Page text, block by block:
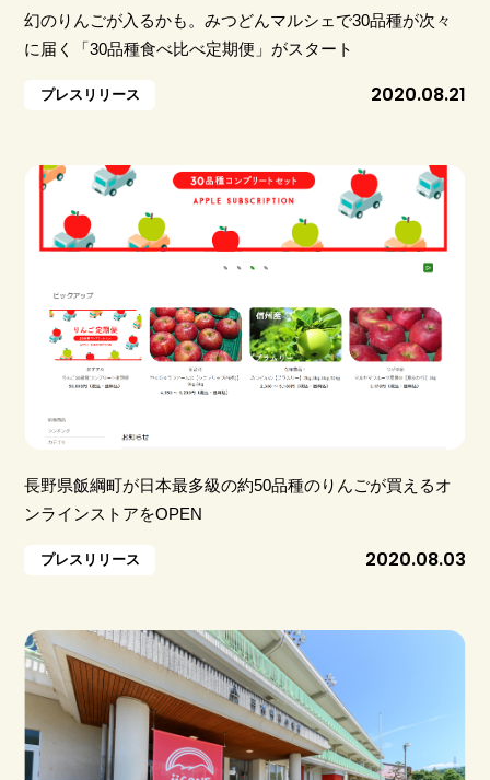
幻のりんごが入るかも。みつどんマルシェで30品種が次々
に届く「30品種食べ比べ定期便」がスタート
プレスリリース 2020.08.21
⻑野県飯綱町が⽇本最多級の約50品種のりんごが買えるオ
ンラインストアをOPEN
プレスリリース 2020.08.03